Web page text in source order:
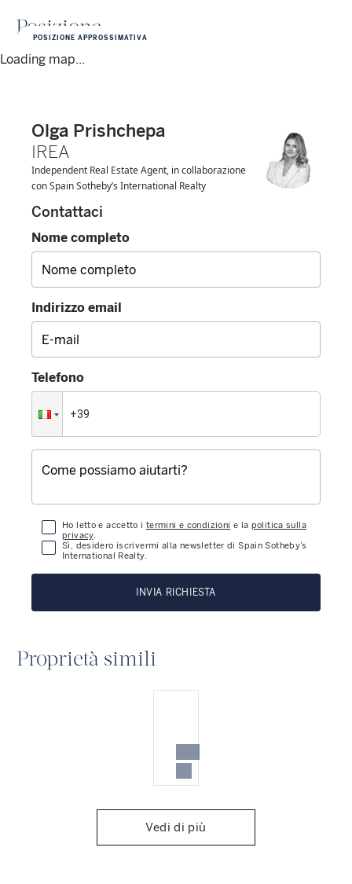
Posizione
Loading map...
POSIZIONE APPROSSIMATIVA
Olga Prishchepa
IREA
Independent Real Estate Agent, in collaborazione
con Spain Sotheby’s International Realty
Contattaci
Nome completo
Indirizzo email
Telefono
Ho letto e accetto i termini e condizioni e la politica sulla
privacy.
Sì, desidero iscrivermi alla newsletter di Spain Sotheby’s
International Realty.
INVIA RICHIESTA
Proprietà simili
Vedi di più